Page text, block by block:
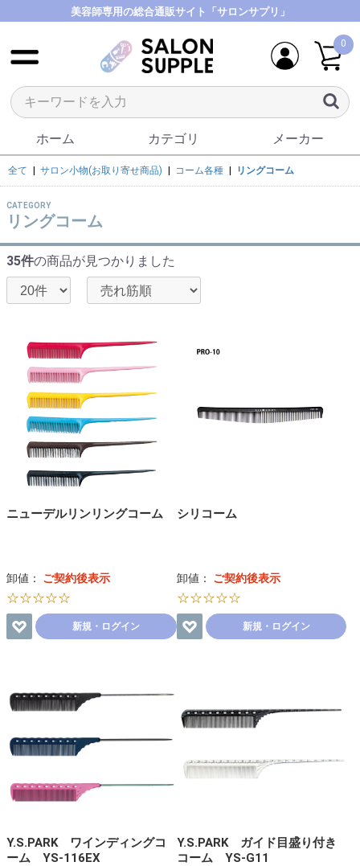
美容師専用の総合通販サイト「サロンサプリ」
0
ホーム カテゴリ メーカー
全て サロン小物(お取り寄せ商品) コーム各種 リングコーム
CATEGORY
リングコーム
35件の商品が見つかりました
ニューデルリンリングコーム
卸値： ご契約後表示
☆☆☆☆☆
新規・ログイン
シリコーム
卸値： ご契約後表示
☆☆☆☆☆
新規・ログイン
Y.S.PARK ワインディングコ
ーム YS-116EX
Y.S.PARK ガイド目盛り付き
コーム YS-G11